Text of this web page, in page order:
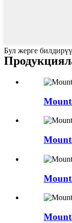
Бул жерге